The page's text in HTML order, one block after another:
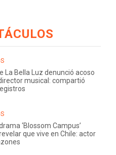
La Bella Luz denunció acoso
musical: compartió
‘Blossom Campus’
que vive en Chile: actor